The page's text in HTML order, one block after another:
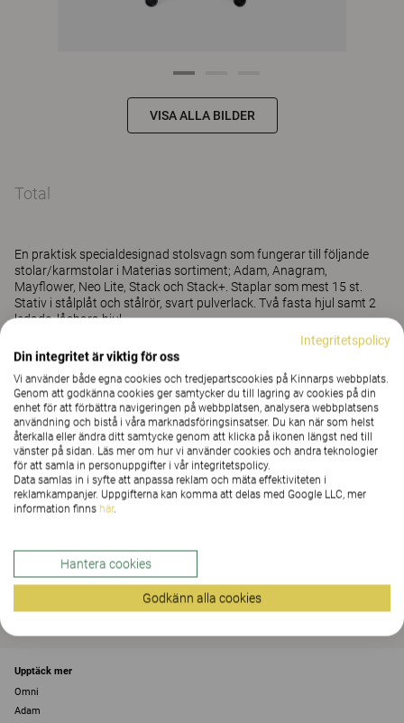
VISA ALLA BILDER
Total
En praktisk specialdesignad stolsvagn som fungerar till följande
stolar/karmstolar i Materias sortiment; Adam, Anagram,
Mayflower, Neo Lite, Stack och Stack+. Staplar som mest 15 st.
Stativ i stålplåt och stålrör, svart pulverlack. Två fasta hjul samt 2
ledade, låsbara hjul.
Läs mer
KONTAKT
ÅTERFÖRSÄLJARE
Nedladdningar (1)
Upptäck mer
Omni
Adam
Integritetspolicy
Din integritet är viktig för oss
Vi använder både egna cookies och tredjepartscookies på Kinnarps webbplats.
Genom att godkänna cookies ger samtycker du till lagring av cookies på din
enhet för att förbättra navigeringen på webbplatsen, analysera webbplatsens
användning och bistå i våra marknadsföringsinsatser. Du kan när som helst
återkalla eller ändra ditt samtycke genom att klicka på ikonen längst ned till
vänster på sidan. Läs mer om hur vi använder cookies och andra teknologier
för att samla in personuppgifter i vår integritetspolicy.
Data samlas in i syfte att anpassa reklam och mäta effektiviteten i
reklamkampanjer. Uppgifterna kan komma att delas med Google LLC, mer
information finns här.
Hantera cookies
Godkänn alla cookies